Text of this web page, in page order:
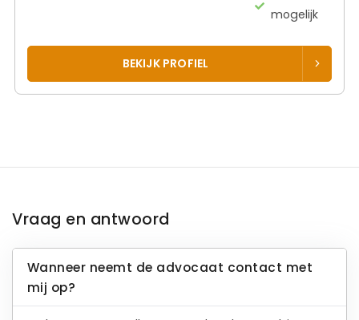
mogelijk
BEKIJK PROFIEL
Vraag en antwoord
Wanneer neemt de advocaat contact met
mij op?